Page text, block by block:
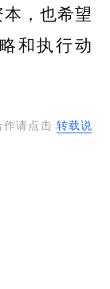
，也希望
和执行动
作请点击 转载说